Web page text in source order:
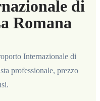
di
Romana
Internazionale di
professionale, prezzo